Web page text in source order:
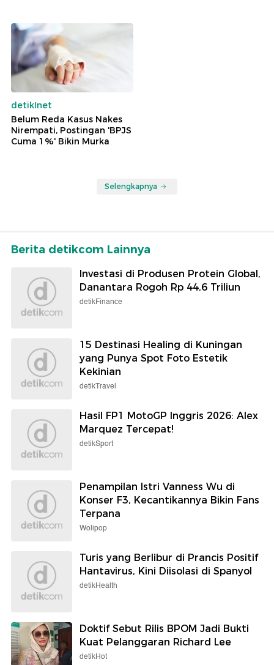
detikInet
Belum Reda Kasus Nakes
Nirempati, Postingan 'BPJS
Cuma 1%' Bikin Murka
Selengkapnya
Berita detikcom Lainnya
Investasi di Produsen Protein Global,
Danantara Rogoh Rp 44,6 Triliun
detikFinance
15 Destinasi Healing di Kuningan
yang Punya Spot Foto Estetik
Kekinian
detikTravel
Hasil FP1 MotoGP Inggris 2026: Alex
Marquez Tercepat!
detikSport
Penampilan Istri Vanness Wu di
Konser F3, Kecantikannya Bikin Fans
Terpana
Wolipop
Turis yang Berlibur di Prancis Positif
Hantavirus, Kini Diisolasi di Spanyol
detikHealth
Doktif Sebut Rilis BPOM Jadi Bukti
Kuat Pelanggaran Richard Lee
detikHot